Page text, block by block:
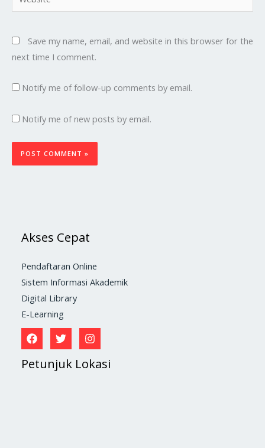
Save my name, email, and website in this browser for the
next time I comment.
Notify me of follow-up comments by email.
Notify me of new posts by email.
Akses Cepat
Pendaftaran Online
Sistem Informasi Akademik
Digital Library
E-Learning
Petunjuk Lokasi